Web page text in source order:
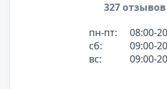
327 отзывов
пн-пт:
08:00-
сб:
09:00-
вс:
09:00-